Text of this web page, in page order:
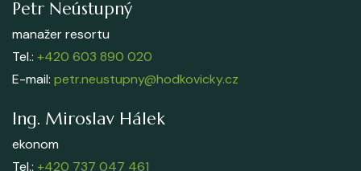
Petr Neústupný
manažer resortu
Tel.: +420 603 890 020
E-mail: petr.neustupny@hodkovicky.cz
Ing. Miroslav Hálek
ekonom
Tel.: +420 737 047 461